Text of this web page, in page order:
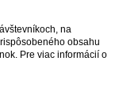
na
obsahu
Pre viac informácií o